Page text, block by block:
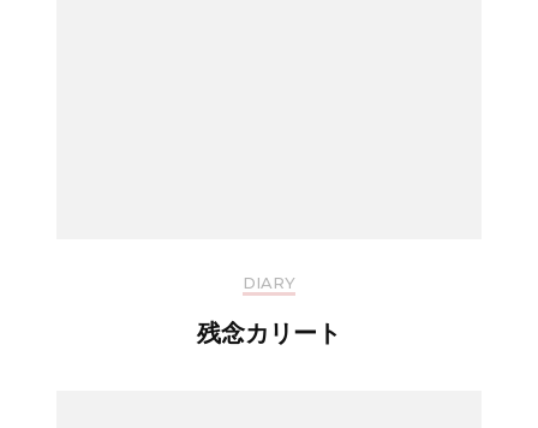
DIARY
残念カリート